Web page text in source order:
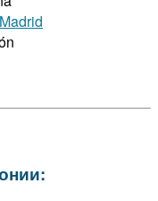
Madrid